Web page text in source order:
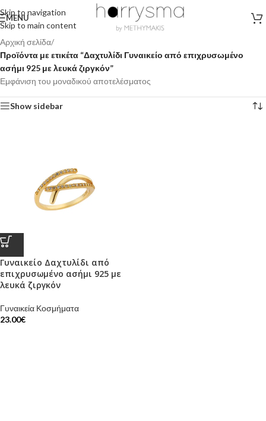
Skip to navigation
Skip to main content
MENU
Αρχική σελίδα/
Προϊόντα με ετικέτα “Δαχτυλίδι Γυναικείο από επιχρυσωμένο
ασήμι 925 με λευκά ζιργκόν”
Εμφάνιση του μοναδικού αποτελέσματος
Show sidebar
Γυναικείο Δαχτυλίδι από
επιχρυσωμένο ασήμι 925 με
λευκά ζιργκόν
Γυναικεία Κοσμήματα
23.00€